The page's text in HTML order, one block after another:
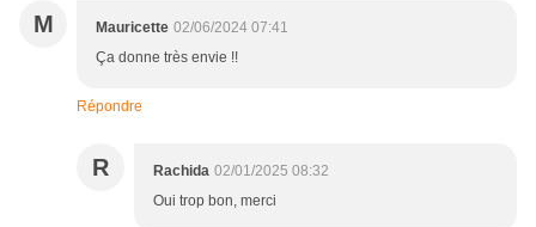
M Mauricette 02/06/2024 07:41
Ça donne très envie !!
Répondre
R Rachida 02/01/2025 08:32
Oui trop bon, merci